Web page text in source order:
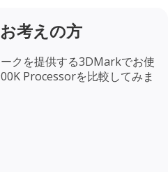
考えの方
クを提供する3DMarkでお使
Processorを比較してみま